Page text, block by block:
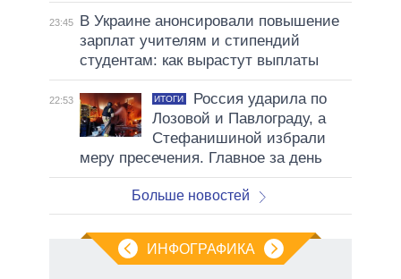
23:45
В Украине анонсировали повышение
зарплат учителям и стипендий
студентам: как вырастут выплаты
22:53 ИТОГИ
Россия ударила по
Лозовой и Павлограду, а
Стефанишиной избрали
меру пресечения. Главное за день
Больше новостей
ИНФОГРАФИКА